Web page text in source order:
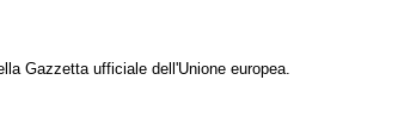
Gazzetta ufficiale dell'Unione europea.